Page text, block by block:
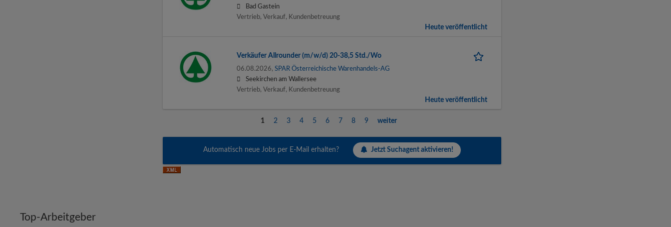
Bad Gastein
Vertrieb, Verkauf, Kundenbetreuung
Heute veröffentlicht
Verkäufer Allrounder (m/w/d) 20-38,5 Std./Wo
06.08.2026, SPAR Österreichische Warenhandels-AG
Seekirchen am Wallersee
Vertrieb, Verkauf, Kundenbetreuung
Heute veröffentlicht
1 2 3 4 5 6 7 8 9 weiter
Automatisch neue Jobs per E-Mail erhalten? Jetzt Suchagent aktivieren!
Top-Arbeitgeber